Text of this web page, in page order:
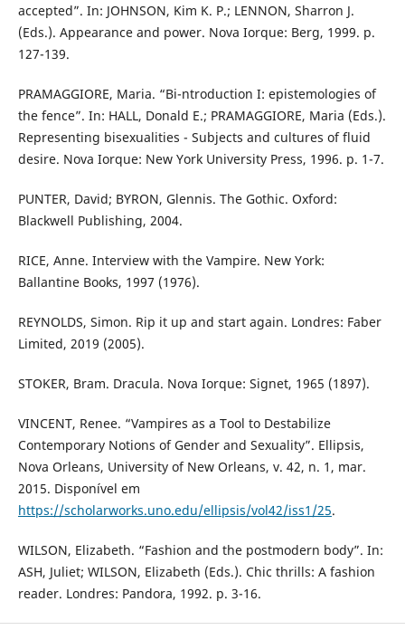
accepted”. In: JOHNSON, Kim K. P.; LENNON, Sharron J.
(Eds.). Appearance and power. Nova Iorque: Berg, 1999. p.
127-139.
PRAMAGGIORE, Maria. “Bi-ntroduction I: epistemologies of
the fence”. In: HALL, Donald E.; PRAMAGGIORE, Maria (Eds.).
Representing bisexualities - Subjects and cultures of fluid
desire. Nova Iorque: New York University Press, 1996. p. 1-7.
PUNTER, David; BYRON, Glennis. The Gothic. Oxford:
Blackwell Publishing, 2004.
RICE, Anne. Interview with the Vampire. New York:
Ballantine Books, 1997 (1976).
REYNOLDS, Simon. Rip it up and start again. Londres: Faber
Limited, 2019 (2005).
STOKER, Bram. Dracula. Nova Iorque: Signet, 1965 (1897).
VINCENT, Renee. “Vampires as a Tool to Destabilize
Contemporary Notions of Gender and Sexuality”. Ellipsis,
Nova Orleans, University of New Orleans, v. 42, n. 1, mar.
2015. Disponível em
https://scholarworks.uno.edu/ellipsis/vol42/iss1/25.
WILSON, Elizabeth. “Fashion and the postmodern body”. In:
ASH, Juliet; WILSON, Elizabeth (Eds.). Chic thrills: A fashion
reader. Londres: Pandora, 1992. p. 3-16.